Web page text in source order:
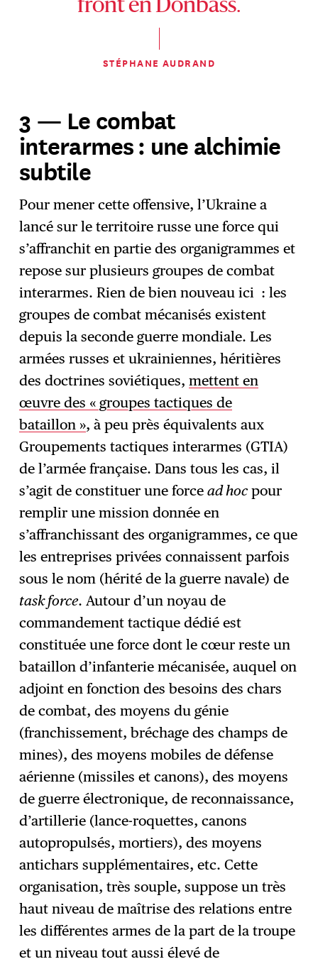
front en Donbass.
STÉPHANE AUDRAND
3 — Le combat
interarmes : une alchimie
subtile
Pour mener cette offensive, l’Ukraine a
lancé sur le territoire russe une force qui
s’affranchit en partie des organigrammes et
repose sur plusieurs groupes de combat
interarmes. Rien de bien nouveau ici : les
groupes de combat mécanisés existent
depuis la seconde guerre mondiale. Les
armées russes et ukrainiennes, héritières
des doctrines soviétiques,mettent en
œuvre des « groupes tactiques de
bataillon », à peu près équivalents aux
Groupements tactiques interarmes (GTIA)
de l’armée française. Dans tous les cas, il
s’agit de constituer une forcead hocpour
remplir une mission donnée en
s’affranchissant des organigrammes, ce que
les entreprises privées connaissent parfois
sous le nom (hérité de la guerre navale) de
task force. Autour d’un noyau de
commandement tactique dédié est
constituée une force dont le cœur reste un
bataillon d’infanterie mécanisée, auquel on
adjoint en fonction des besoins des chars
de combat, des moyens du génie
(franchissement, bréchage des champs de
mines), des moyens mobiles de défense
aérienne (missiles et canons), des moyens
de guerre électronique, de reconnaissance,
d’artillerie (lance-roquettes, canons
autopropulsés, mortiers), des moyens
antichars supplémentaires, etc. Cette
organisation, très souple, suppose un très
haut niveau de maîtrise des relations entre
les différentes armes de la part de la troupe
et un niveau tout aussi élevé de